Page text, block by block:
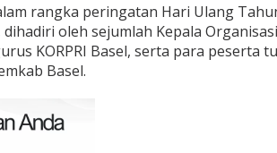
rangka peringatan Hari Ulang
oleh sejumlah Kepala
KORPRI Basel, serta para peserta
Basel.